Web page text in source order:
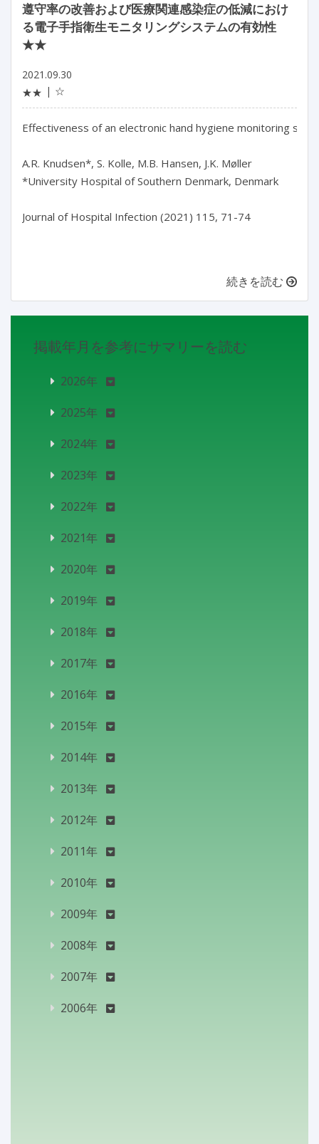
遵守率の改善および医療関連感染症の低減におけ
る電子手指衛生モニタリングシステムの有効性
★★
2021.09.30
★★
☆
Effectiveness of an electronic hand hygiene monitoring
A.R. Knudsen*, S. Kolle, M.B. Hansen, J.K. Møller
*University Hospital of Southern Denmark, Denmark
Journal of Hospital Infection (2021) 115, 71-74
続きを読む
掲載年月を参考にサマリーを読む
2026年
2025年
2024年
2023年
2022年
2021年
2020年
2019年
2018年
2017年
2016年
2015年
2014年
2013年
2012年
2011年
2010年
2009年
2008年
2007年
2006年